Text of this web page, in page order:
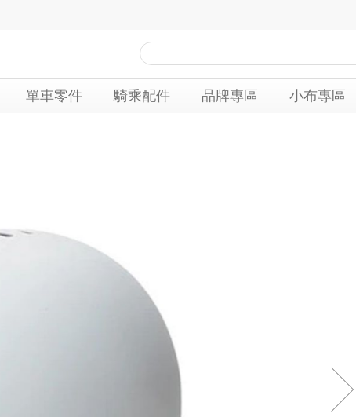
單車零件 騎乘配件 品牌專區 小布專區